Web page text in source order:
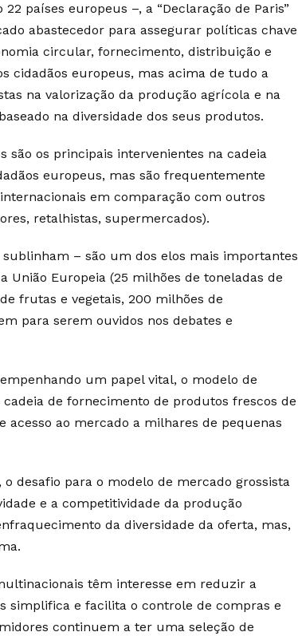
países europeus –, a “Declaração de Paris”
abastecedor para assegurar políticas chave
circular, fornecimento, distribuição e
cidadãos europeus, mas acima de tudo a
na valorização da produção agrícola e na
na diversidade dos seus produtos.
são os principais intervenientes na cadeia
europeus, mas são frequentemente
em comparação com outros
retalhistas, supermercados).
– são um dos elos mais importantes
Europeia (25 milhões de toneladas de
frutas e vegetais, 200 milhões de
para serem ouvidos nos debates e
um papel vital, o modelo de
de fornecimento de produtos frescos de
acesso ao mercado a milhares de pequenas
desafio para o modelo de mercado grossista
e a competitividade da produção
da diversidade da oferta, mas,
têm interesse em reduzir a
simplifica e facilita o controle de compras e
continuem a ter uma seleção de